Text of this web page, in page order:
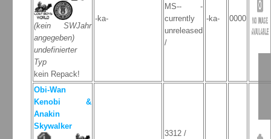
(kein SWJahr
angegeben)
undefinierter
Typ
kein Repack!
-ka-
MS-- -
currently
unreleased
/
-ka- 0000
Obi-Wan
Kenobi &
Anakin
Skywalker
3312 /